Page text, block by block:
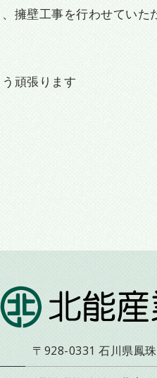
擁壁工事を行わせていた
頑張ります
〒928-0331 石川県鳳